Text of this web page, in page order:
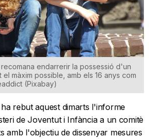
endarrerir la possessió d'un
màxim possible, amb els 16 anys com
(Pixabay)
rebut aquest dimarts l'informe
de Joventut i Infància a un comitè
amb l'objectiu de dissenyar mesures